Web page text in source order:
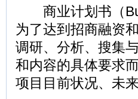
商业计划书（
为了达到招商融资
调研、分析、搜集
和内容的具体要求
项目目前状况、未